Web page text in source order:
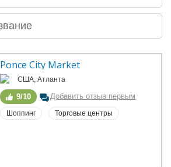
Ponce City Market
США, Атланта
9/10 Добавить отзыв первым
Шоппинг Торговые центры